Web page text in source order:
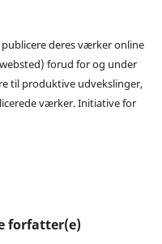
deres værker online
forud for og under
til produktive udvekslinger,
værker. Initiative for
forfatter(e)